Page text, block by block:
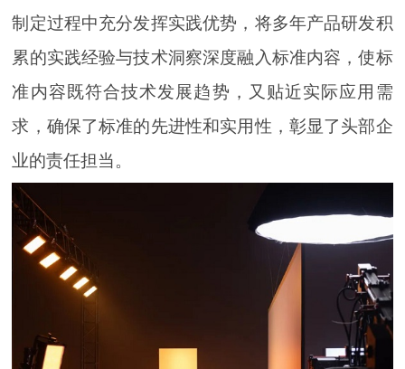
制定过程中充分发挥实践优势，将多年产品研发积
累的实践经验与技术洞察深度融入标准内容，使标
准内容既符合技术发展趋势，又贴近实际应用需
求，确保了标准的先进性和实用性，彰显了头部企
业的责任担当。